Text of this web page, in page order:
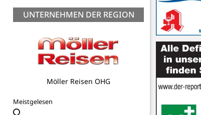
UNTERNEHMEN DER REGION
Kultur Gut Hasselburg
Meistgelesen